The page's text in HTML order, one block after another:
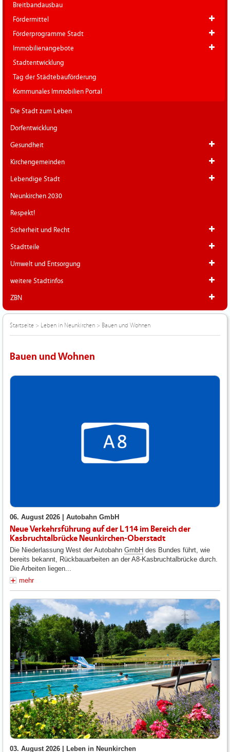
Breitbandausbau
Fördermittel
Förderprogramme Stadt
Immobilienangebote
Stadtentwicklung
Tag der Städtebauförderung
Kommunales Immobilien Portal
Die Stadt zum Leben
Dorfentwicklung
Gesundheit
Kirchengemeinden
Lebendige Stadt
Neunkirchen 2030
Respekt!
Sicherheit und Recht
Stadtteile
Umwelt und Entsorgung
weitere Stadtinfos
ZBN
Startseite > Leben in Neunkirchen > Bauen und Wohnen
Bauen und Wohnen
06. August 2026 | Autobahn GmbH
Neue Verkehrsführung auf der L114 im Bereich der
Kasbruchtalbrücke Neunkirchen-Oberstadt
Die Niederlassung West der Autobahn GmbH des Bundes führt, wie
bereits bekannt, Rückbauarbeiten an der A8-Kasbruchtalbrücke durch.
Die Arbeiten liegen...
mehr
03. August 2026 | Leben in Neunkirchen